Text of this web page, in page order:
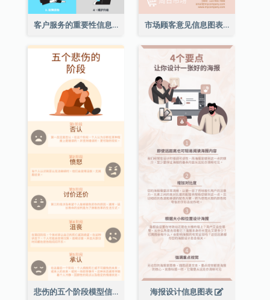
客户服务的重要性信息图表 市场顾客意见信息图表
悲伤的五个阶段模型信息图表 海报设计信息图表